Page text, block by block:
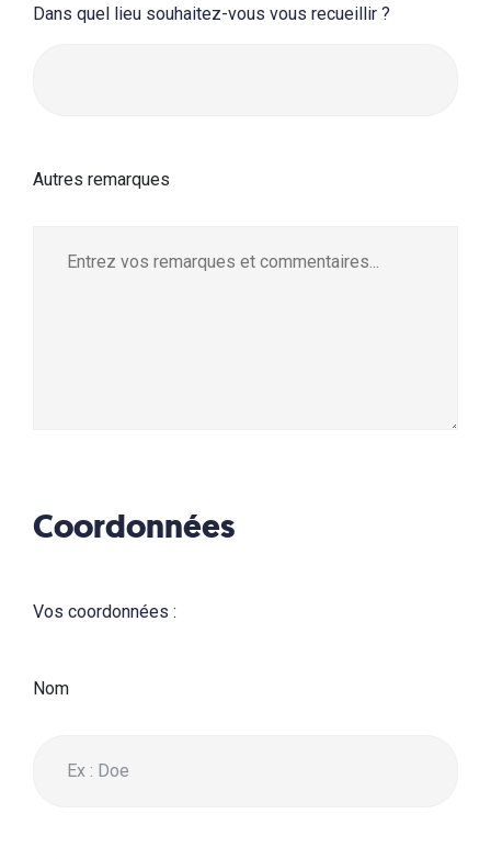
Dans quel lieu souhaitez-vous vous recueillir ?
Autres remarques
Coordonnées
Vos coordonnées :
Nom